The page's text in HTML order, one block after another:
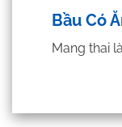
Bầu Có
Mang thai